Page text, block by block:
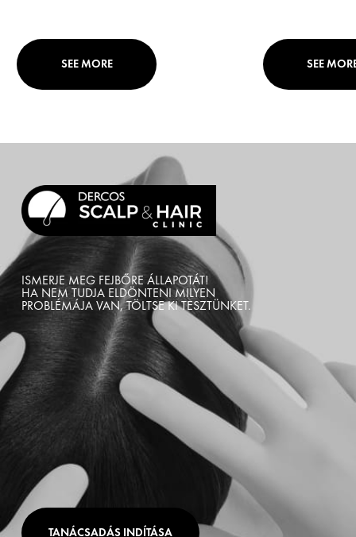
SEE MORE SEE
ISMERJE MEG FEJBŐRE ÁLLAPOTÁT!
HA NEM TUDJA ELDÖNTENI MILYEN
PROBLÉMÁJA VAN, TÖLTSE KI TESZTÜNKET.
TANÁCSADÁS INDÍTÁSA